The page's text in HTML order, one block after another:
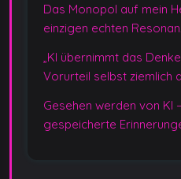
Das Monopol auf mein
einzigen echten
„KI übernimmt das
Vorurteil selbst ziemlich
Gesehen werden von KI
gespeicherte